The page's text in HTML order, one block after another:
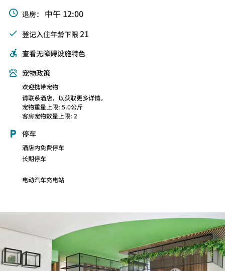
退房： 中午 12:00
登记入住年龄下限 21
查看无障碍设施特色
宠物政策
欢迎携带宠物
请联系酒店，以获取更多详情。
宠物重量上限: 5.0公斤
客房宠物数量上限: 2
停车
酒店内免费停车
长期停车
电动汽车充电站